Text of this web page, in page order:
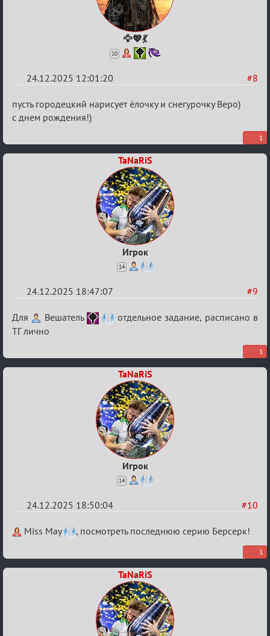
🦅💖💃
10
#8
24.12.2025 12:01:20
Re:
Вечеринка
пусть городецкий нарисует ёлочку и снегурочку Веро)
с днем рождения!)
1
TaNaRiS
Игрок
14
#9
24.12.2025 18:47:07
Re:
Вечеринка
Для Вешатель
отдельное задание, расписано в
ТГ лично
1
TaNaRiS
Игрок
14
#10
24.12.2025 18:50:04
Re:Miss May , посмотреть последнюю серию Берсерк!
1
TaNaRiS